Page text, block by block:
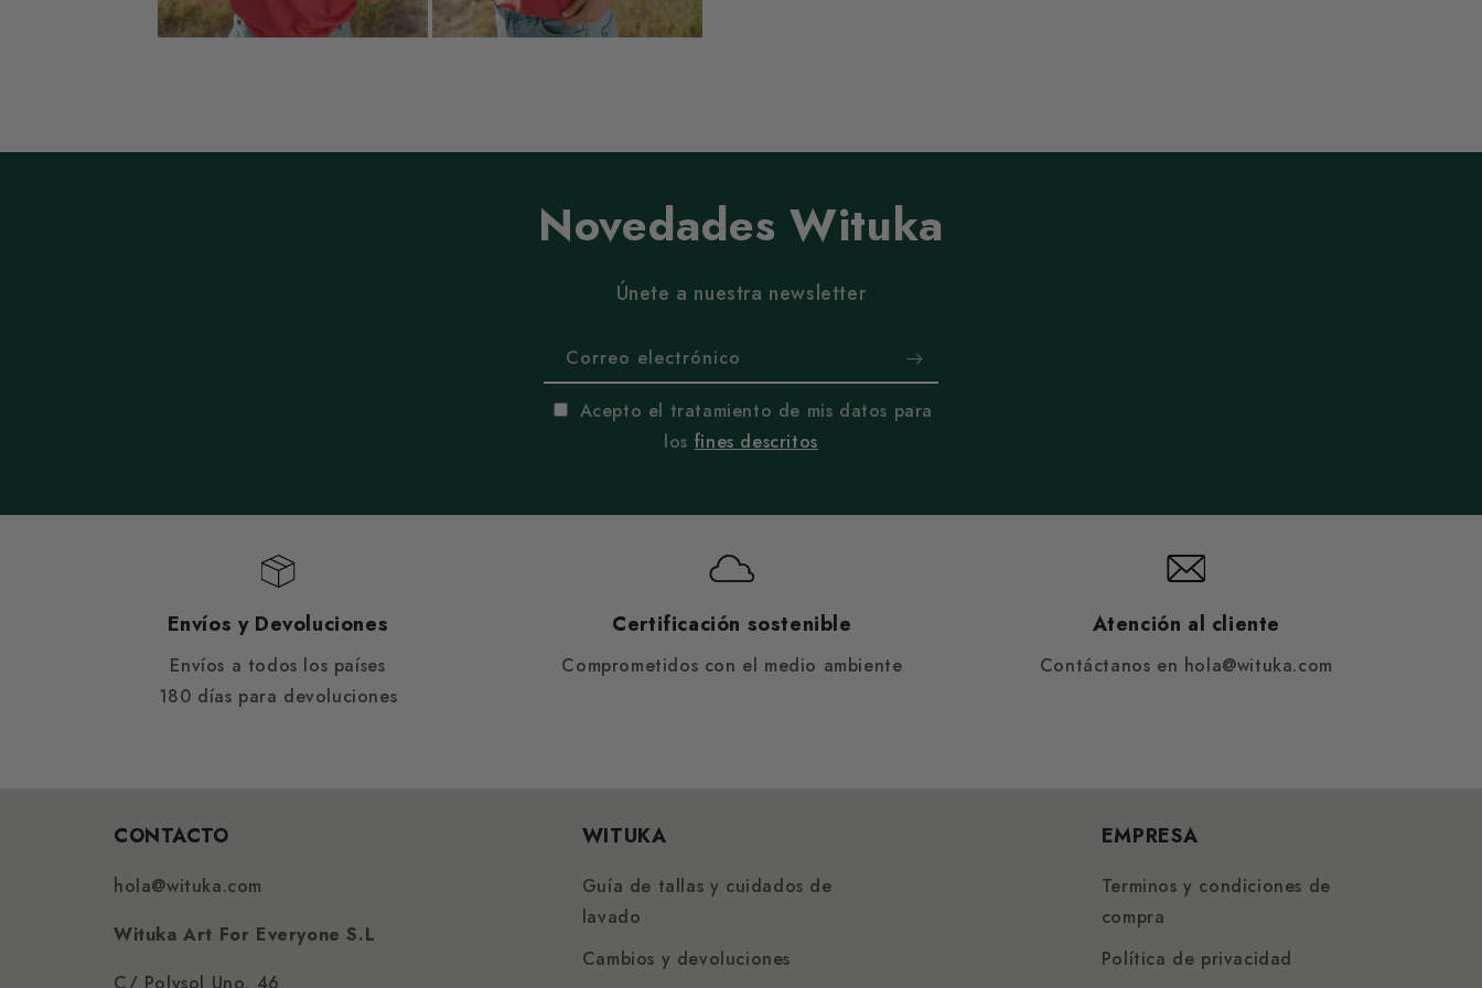
Novedades Wituka
Únete a nuestra newsletter
Correo electrónico
Acepto el tratamiento de mis datos para
los fines descritos
Envíos y Devoluciones
Envíos a todos los países
180 días para devoluciones
Certificación sostenible
Comprometidos con el medio ambiente
Atención al cliente
Contáctanos en hola@wituka.com
CONTACTO
hola@wituka.com
Wituka Art For Everyone S.L
C/ Polysol Uno, 46
WITUKA
Guía de tallas y cuidados de
lavado
Cambios y devoluciones
EMPRESA
Terminos y condiciones de
compra
Política de privacidad